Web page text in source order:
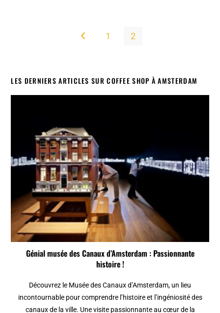
Go to the previous page
1 2
LES DERNIERS ARTICLES SUR COFFEE SHOP À AMSTERDAM
Génial musée des Canaux d’Amsterdam : Passionnante
histoire !
Découvrez le Musée des Canaux d’Amsterdam, un lieu
incontournable pour comprendre l’histoire et l’ingéniosité des
canaux de la ville. Une visite passionnante au cœur de la